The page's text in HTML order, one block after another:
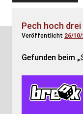
Pech hoch drei
Veröffentlicht 26/
Gefunden beim „